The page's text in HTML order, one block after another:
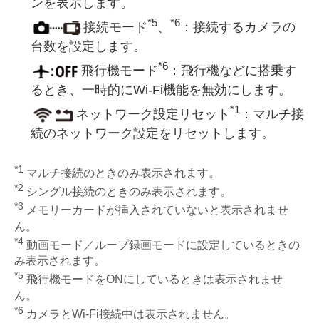
ンを表示します。
接続モード*5、 *6 ：接続するカメラの
台数を設定します。
飛行機モード*6 ：飛行機などに搭乗す
るとき、一時的にWi-Fi機能を無効にします。
ネットワーク設定リセット *1 ：マルチ接
続のネットワーク設定をリセットします。
*1 マルチ接続のときのみ表示されます。
*2 シングル接続のときのみ表示されます。
*3 メモリーカードが挿入されていないと表示されませ
ん。
*4 動画モード／ループ録画モードに設定しているときの
み表示されます。
*5 飛行機モードをONにしているときは表示されませ
ん。
*6 カメラとWi-Fi接続中は表示されません。